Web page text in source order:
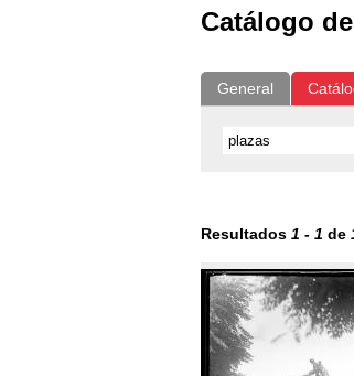
Catálogo
General
Resultados 1 - 1 de